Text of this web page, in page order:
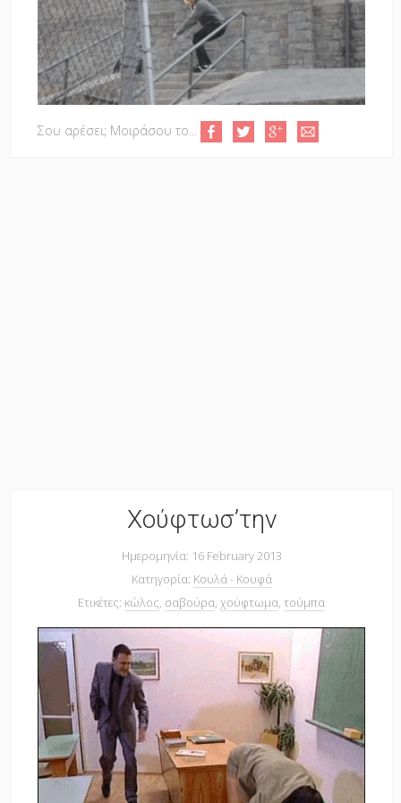
Σου αρέσει; Μοιράσου το...
Χούφτωσ’την
Ημερομηνία: 16 February 2013
Κατηγορία: Κουλά - Κουφά
Ετικέτες: κώλος, σαβούρα, χούφτωμα, τούμπα